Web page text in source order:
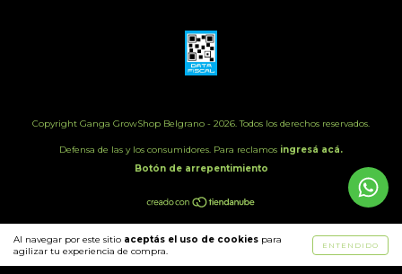
Al navegar por este sitio aceptás el uso de cookies para
agilizar tu experiencia de compra.
ENTENDIDO
Copyright Ganga GrowShop Belgrano - 2026. Todos los derechos reservados.
Defensa de las y los consumidores. Para reclamos ingresá acá.
Botón de arrepentimiento